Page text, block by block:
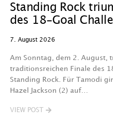
Standing Rock
des 18-Goal
7. August 2026
Am Sonntag, dem 2. August,
traditionsreichen Finale des
Standing Rock. Für Tamodi
Hazel Jackson (2) auf…
VIEW POST